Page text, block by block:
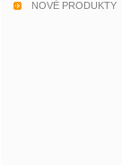
NOVÉ PRODUKTY